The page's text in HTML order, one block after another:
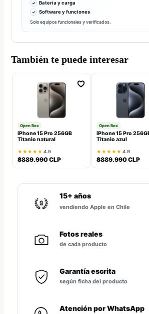
Batería y carga
Software y funciones
Solo equipos funcionales y verificados.
También te puede interesar
Open Box
iPhone 15 Pro 256GB
Titanio natural
★★★★★ 4.9
$889.990 CLP
Open Box
iPhone 15 Pro
Titanio azul
★★★★★ 4.9
$889.990 CLP
15+ años
vendiendo Apple en Chile
Fotos reales
de cada producto
Garantía escrita
según ficha del producto
Atención por WhatsApp